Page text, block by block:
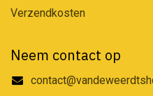
Verzendkosten
Neem contact op